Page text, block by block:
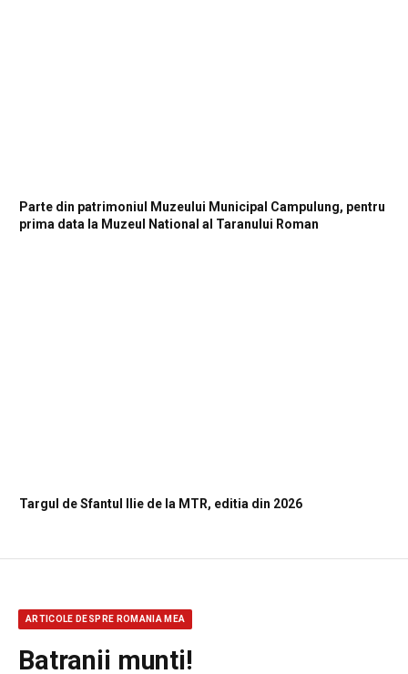
Parte din patrimoniul Muzeului Municipal Campulung, pentru
prima data la Muzeul National al Taranului Roman
Targul de Sfantul Ilie de la MTR, editia din 2026
ARTICOLE DESPRE ROMANIA MEA
Batranii munti!